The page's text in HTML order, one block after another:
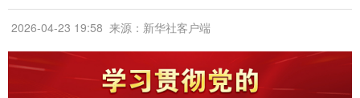
2026-04-23 19:58 来源：新华社客户端